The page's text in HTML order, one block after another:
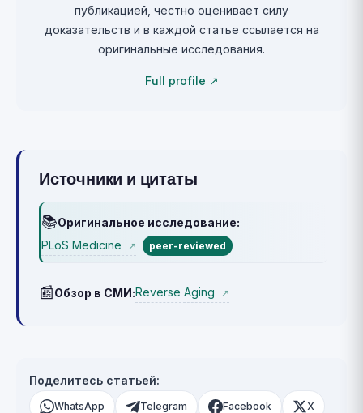
публикацией, честно оценивает силу
доказательств и в каждой статье ссылается на
оригинальные исследования.
Full profile ↗
Источники и цитаты
📚Оригинальное исследование:
PLoS Medicine
↗ peer-reviewed
📰Обзор в СМИ:Reverse Aging ↗
Поделитесь статьей:
WhatsApp Telegram Facebook X